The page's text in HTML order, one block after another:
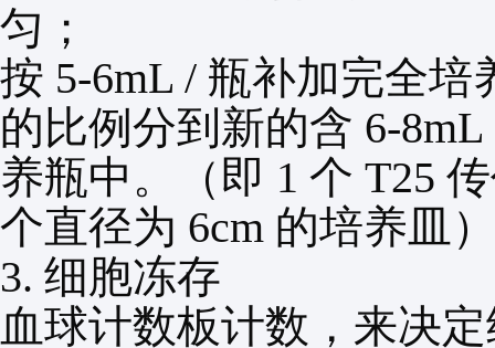
匀；
按 5-6mL / 瓶补加完全培
的比例分到新的含 6-8mL
养瓶中。（即 1 个 T25
个直径为 6cm 的培养皿）
3. 细胞冻存
血球计数板计数，来决